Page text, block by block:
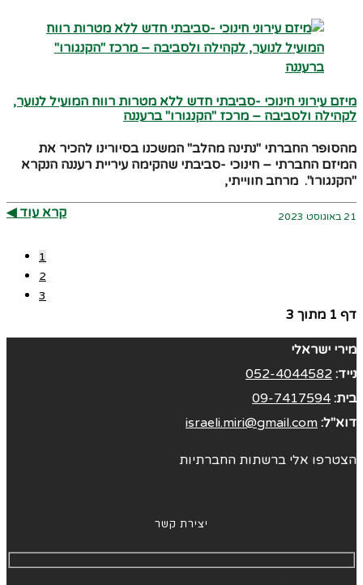
מיזם עירוני חינוכי -סביבתי חדש ללא מטרות רווח המועיל לנוער,
לקהילה ולסביבה – מרכז "הקנגורו" ברעננה
מהסופר החברתי "נתינה מהלב" המשכנו בסיורינו להכיר את
המיזם החברתי – חינוכי -סביבתי שהקימה עיריית רעננה הנקרא
"הקנגורו". מרחב חווייתי,
21 באוגוסט 2023 קרא עוד ◀︎
1
2
3
דף 1 מתוך 3
מירי ישראלי
נייד: 052-4044582
בית: 09-7417594
דוא"ל: israeli.miri@gmail.com
הצטרפו אלי ברשתות החברתיות
יצירת קשר